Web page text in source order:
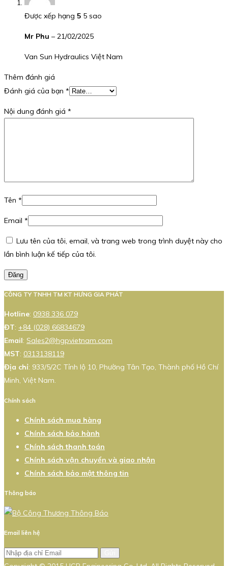
Được xếp hạng 5 5 sao
Mr Phu – 21/02/2025
Van Sun Hydraulics Việt Nam
Thêm đánh giá
Đánh giá của bạn *
Nội dung đánh giá *
Tên *
Email *
Lưu tên của tôi, email, và trang web trong trình duyệt này cho
lần bình luận kế tiếp của tôi.
Đăng
CÔNG TY TNHH TM KT HƯNG GIA PHÁT
Hotline: 0938 336 079
ĐT: +84 (028) 66834679
Email: Sales2@hgpvietnam.com
MST: 0313138119
Địa chỉ: 933/5/2C Tỉnh lộ 10, Phường Tân Tạo, Thành phố Hồ Chí
Minh, Việt Nam.
Chính sách
Chính sách mua hàng
Chính sách bảo hành
Chính sách thanh toán
Chính sách vận chuyển và giao nhận
Chính sách bảo mật thông tin
Thông báo
Email liên hệ